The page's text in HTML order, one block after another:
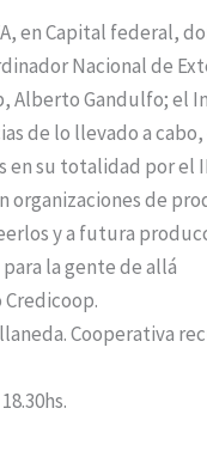
en Capital
Nacional de
Alberto Gandulfo; el
de lo llevado a
en su totalidad por el
organizaciones de
y a futura
la gente de allá
Credicoop.
Cooperativa